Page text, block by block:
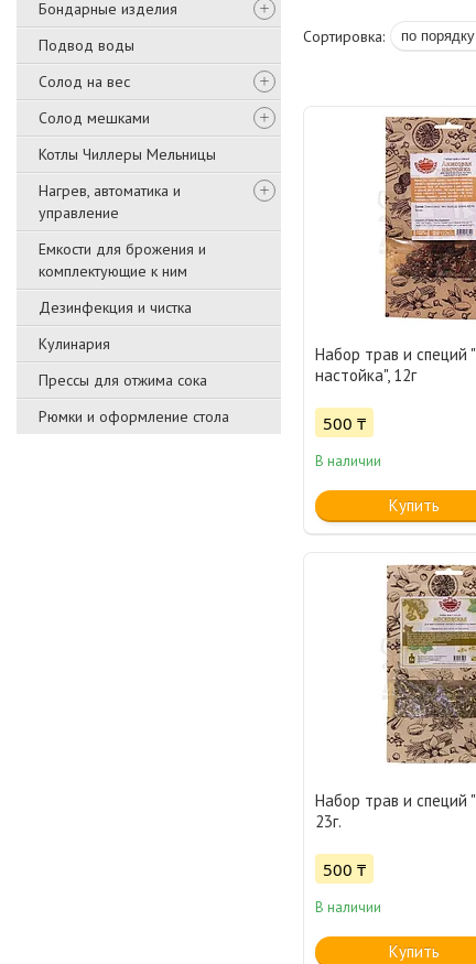
Бондарные изделия
Подвод воды
Солод на вес
Солод мешками
Котлы Чиллеры Мельницы
Нагрев, автоматика и
управление
Емкости для брожения и
комплектующие к ним
Дезинфекция и чистка
Кулинария
Прессы для отжима сока
Рюмки и оформление стола
Набор трав и специй
настойка", 12г
500 ₸
В наличии
Купить
Набор трав и специй
23г.
500 ₸
В наличии
Купить